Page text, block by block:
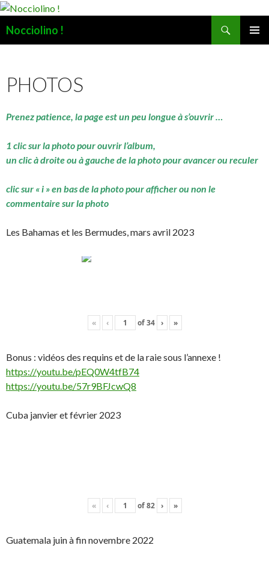
Nocciolino !
PHOTOS
Prenez patience, la page est un peu longue à s’ouvrir …
1 clic sur la photo pour ouvrir l’album,
un clic à droite ou à gauche de la photo pour avancer ou reculer
clic sur « i » en bas de la photo pour afficher ou non le
commentaire sur la photo
Les Bahamas et les Bermudes, mars avril 2023
« ‹ of34 › »
Bonus : vidéos des requins et de la raie sous l’annexe !
https://youtu.be/pEQ0W4tfB74
https://youtu.be/57r9BFJcwQ8
Cuba janvier et février 2023
« ‹ of82 › »
Guatemala juin à fin novembre 2022